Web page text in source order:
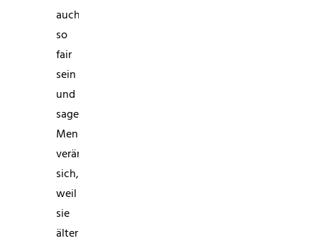
auch
so
fair
sein
und
sagen,
Menschen
verändern
sich,
weil
sie
älter